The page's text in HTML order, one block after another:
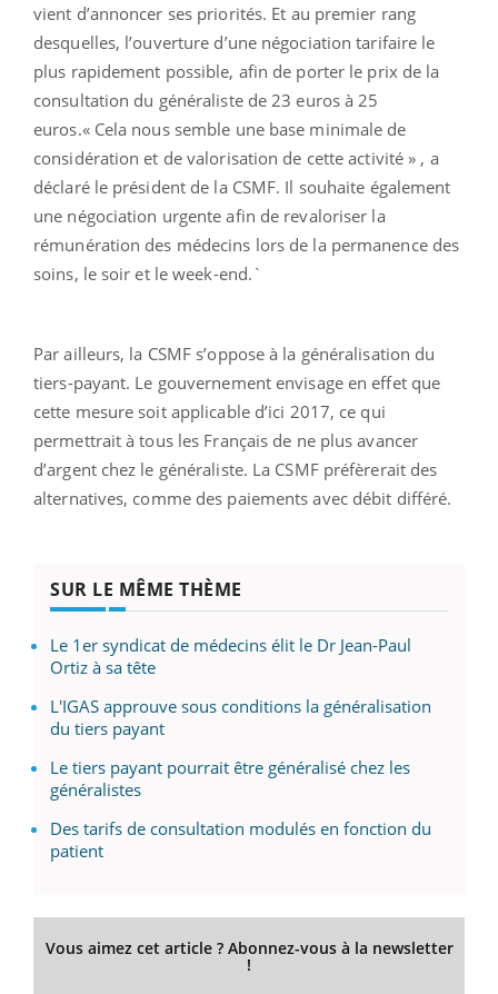
vient d’annoncer ses priorités. Et au premier rang
desquelles, l’ouverture d’une négociation tarifaire le
plus rapidement possible, afin de porter le prix de la
consultation du généraliste de 23 euros à 25
euros.« Cela nous semble une base minimale de
considération et de valorisation de cette activité » , a
déclaré le président de la CSMF. Il souhaite également
une négociation urgente afin de revaloriser la
rémunération des médecins lors de la permanence des
soins, le soir et le week-end.`
Par ailleurs, la CSMF s’oppose à la généralisation du
tiers-payant. Le gouvernement envisage en effet que
cette mesure soit applicable d’ici 2017, ce qui
permettrait à tous les Français de ne plus avancer
d’argent chez le généraliste. La CSMF préfèrerait des
alternatives, comme des paiements avec débit différé.
SUR LE MÊME THÈME
Le 1er syndicat de médecins élit le Dr Jean-Paul
Ortiz à sa tête
L'IGAS approuve sous conditions la généralisation
du tiers payant
Le tiers payant pourrait être généralisé chez les
généralistes
Des tarifs de consultation modulés en fonction du
patient
Vous aimez cet article ? Abonnez-vous à la newsletter
!